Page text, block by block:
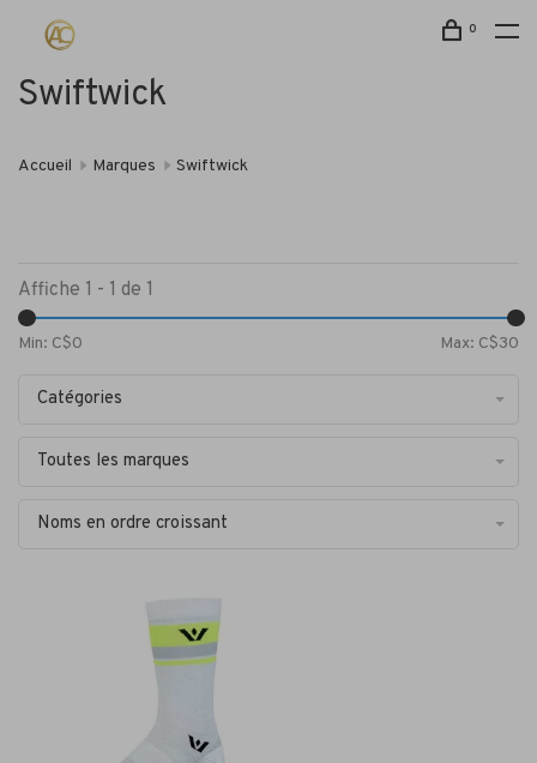
0
Swiftwick
Accueil Marques Swiftwick
Affiche 1 - 1 de 1
Min: C$0 Max: C$30
Catégories
Toutes les marques
Noms en ordre croissant